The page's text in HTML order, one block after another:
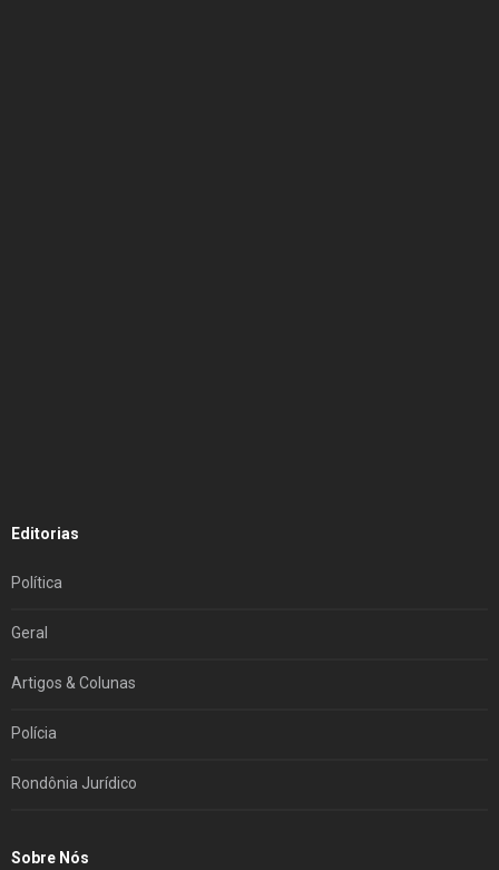
Editorias
Política
Geral
Artigos & Colunas
Polícia
Rondônia Jurídico
Sobre Nós